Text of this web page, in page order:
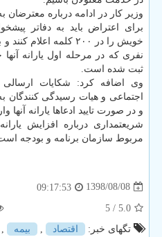
وزیر كار در ادامه درباره
برای اعتراض باید به دفاتر
ثبت شده است.
وی اضافه كرد: شكایات ارسالی
و در صورت تایید ادعاها یارانه آنها
شریعتمداری درباره افزایش
مربوط سازمان برنامه و بودجه
1398/08/08
09:17:53
5.0
/ 5
تگهای خبر:
اقتصاد , بیمه ,